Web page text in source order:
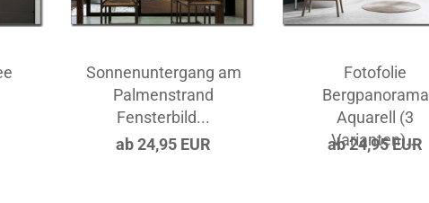
Sonnenuntergang am
Palmenstrand
Fensterbild...
ab 24,95 EUR
Fotofolie
Bergpanorama
Aquarell (3
Varianten)...
ab 24,95 EUR